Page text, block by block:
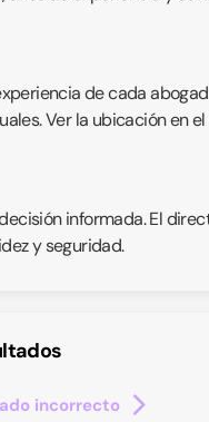
de cada
Ver la ubicación en
informada. El
y seguridad.
incorrecto